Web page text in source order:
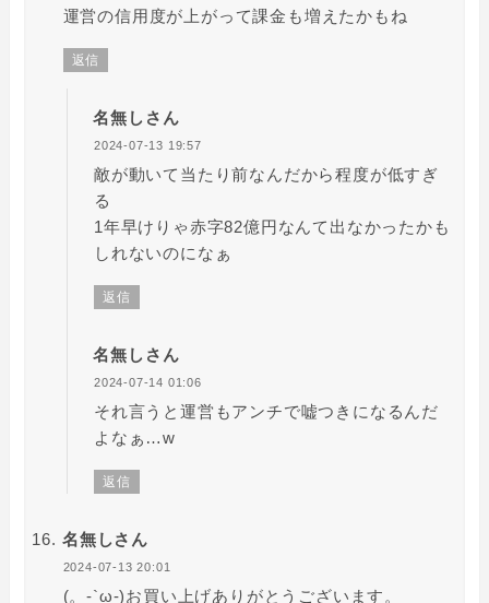
運営の信用度が上がって課金も増えたかもね
返信
名無しさん
2024-07-13 19:57
敵が動いて当たり前なんだから程度が低すぎ
る
1年早けりゃ赤字82億円なんて出なかったかも
しれないのになぁ
返信
名無しさん
2024-07-14 01:06
それ言うと運営もアンチで嘘つきになるんだ
よなぁ…w
返信
名無しさん
2024-07-13 20:01
(。-`ω-)お買い上げありがとうございます。